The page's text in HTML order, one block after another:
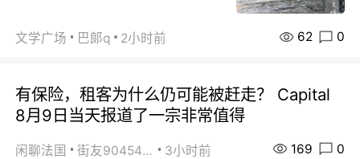
文学广场 巴郞q 2小时前 62 0
有保险，租客为什么仍可能被赶走？ Capital
8月9日当天报道了一宗非常值得
闲聊法国 街友90454511 3小时前 169 0